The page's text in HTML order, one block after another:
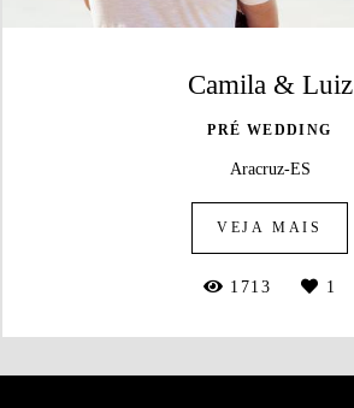
Camila & Luiz
PRÉ WEDDING
Aracruz-ES
VEJA MAIS
1713 1